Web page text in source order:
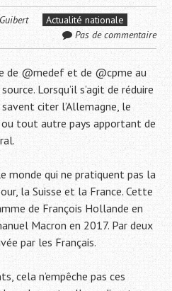
Actualité nationale
Pas de commentaire
de @medef et de @cpme au
Lorsqu’il s’agit de réduire
citer l’Allemagne, le
ou tout autre pays apportant de
monde qui ne pratiquent pas la
la Suisse et la France. Cette
de François Hollande en
Macron en 2017. Par deux
par les Français.
cela n’empêche pas ces